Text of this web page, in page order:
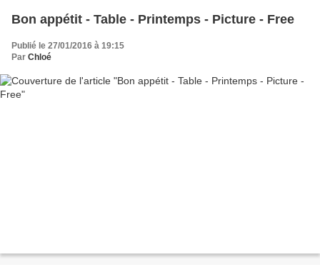
Bon appétit - Table - Printemps - Picture - Free
Publié le 27/01/2016 à 19:15
Par Chloé